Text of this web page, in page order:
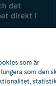
det
direkt i
som är
som den